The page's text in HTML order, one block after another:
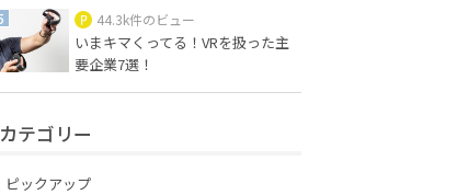
44.3k件のビュー
いまキマくってる！VRを扱った主
要企業7選！
カテゴリー
ピックアップ